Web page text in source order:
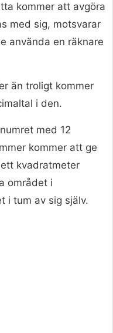
kommer att avgöra
med sig, motsvarar
använda en räknare
än troligt kommer
i den.
med 12
kommer att ge
kvadratmeter
området i
i tum av sig själv.